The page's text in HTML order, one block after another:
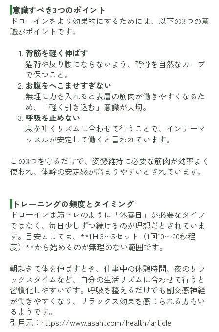
意識すべき3つのポイント
ドローインをより効果的にするためには、以下の3つの意
識がポイントです。
背筋を軽く伸ばす
猫背や反り腰にならないよう、背骨を自然なカーブ
で保つこと。
お腹をへこませすぎない
無理に力を入れると表層の筋肉が働きやすくなるた
め、「軽く引き込む」意識が大切。
呼吸を止めない
息を吐くリズムに合わせて行うことで、インナーマ
ッスルが安定して働くと言われています。
この3つを守るだけで、姿勢維持に必要な筋肉が効率よく
使われ、体幹の安定感が高まりやすいとされています。
トレーニングの頻度とタイミング
ドローインは筋トレのように「休養日」が必要なタイプ
ではなく、毎日少しずつ続けるのが理想だとされていま
す。目安としては、**1日3〜5セット（1回10〜20秒程
度）**から始めるのが無理のない範囲です。
朝起きて体を伸ばすとき、仕事中の休憩時間、夜のリラ
ックスタイムなど、自分の生活リズムに合わせて行うと
習慣化しやすいです。呼吸を整えるだけでも副交感神経
が働きやすくなり、リラックス効果を感じられる方もい
るようです。
引用元： https://www.asahi.com/health/article